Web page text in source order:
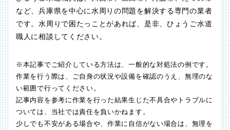
など、兵庫県を中心に水周りの問題を解決する専門の業者
です。水周りで困たっことがあれば、是非、ひょうご水道
職人に相談してください。
※本記事でご紹介している方法は、一般的な対処法の例です。
作業を行う際は、ご自身の状況や設備を確認のうえ、無理のな
い範囲で行ってください。
記事内容を参考に作業を行った結果生じた不具合やトラブルに
ついては、当社では責任を負いかねます。
少しでも不安がある場合や、作業に自信がない場合は、無理を